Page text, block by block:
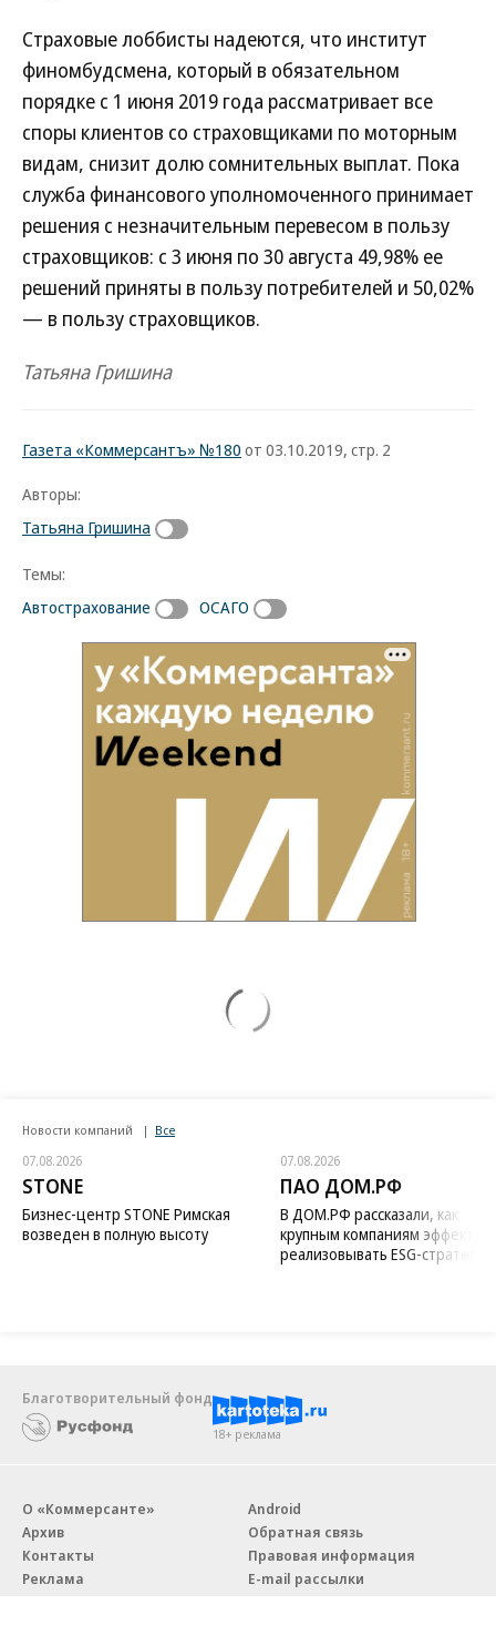
Страховые лоббисты надеются, что институт
финомбудсмена, который в обязательном
порядке с 1 июня 2019 года рассматривает все
споры клиентов со страховщиками по моторным
видам, снизит долю сомнительных выплат. Пока
служба финансового уполномоченного принимает
решения с незначительным перевесом в пользу
страховщиков: с 3 июня по 30 августа 49,98% ее
решений приняты в пользу потребителей и 50,02%
— в пользу страховщиков.
Татьяна Гришина
Газета «Коммерсантъ» №180 от 03.10.2019, стр. 2
Авторы:
Татьяна Гришина
Темы:
Автострахование
ОСАГО
Новости компаний Все
07.08.2026
STONE
Бизнес-центр STONE Римская
возведен в полную высоту
07.08.2026
ПАО ДОМ.РФ
В ДОМ.РФ рассказали, как
крупным компаниям
реализовывать ESG-стратегию
Благотворительный фонд
18+ реклама
О «Коммерсанте»
Архив
Контакты
Реклама
Android
Обратная связь
Правовая информация
E-mail рассылки